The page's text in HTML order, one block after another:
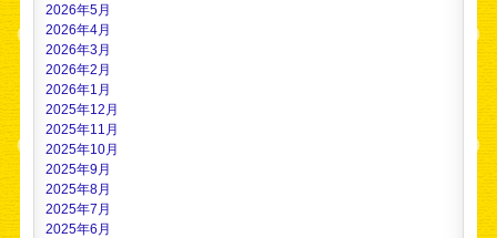
2026年5月
2026年4月
2026年3月
2026年2月
2026年1月
2025年12月
2025年11月
2025年10月
2025年9月
2025年8月
2025年7月
2025年6月